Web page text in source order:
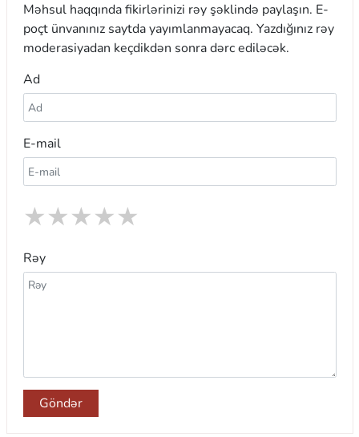
Məhsul haqqında fikirlərinizi rəy şəklində paylaşın. E-
poçt ünvanınız saytda yayımlanmayacaq. Yazdığınız rəy
moderasiyadan keçdikdən sonra dərc ediləcək.
Ad
E-mail
★
★
★
★
★
Rəy
Göndər